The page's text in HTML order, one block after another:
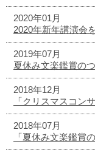
2020年01月
2020年新年講演会
2019年07月
夏休み文楽鑑賞の
2018年12月
「クリスマスコン
2018年07月
「夏休み文楽鑑賞